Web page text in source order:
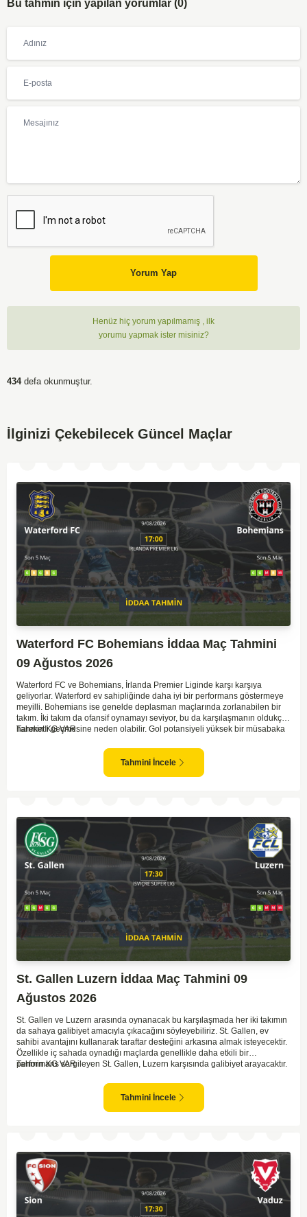
Bu tahmin için yapılan yorumlar (0)
Yorum Yap
Henüz hiç yorum yapılmamış , ilk
yorumu yapmak ister misiniz?
434defa okunmuştur.
İlginizi Çekebilecek Güncel Maçlar
Waterford FC Bohemians İddaa Maç Tahmini
09 Ağustos 2026
Waterford FC ve Bohemians, İrlanda Premier Liginde karşı karşıya
geliyorlar. Waterford ev sahipliğinde daha iyi bir performans göstermeye
meyilli. Bohemians ise genelde deplasman maçlarında zorlanabilen bir
takım. İki takım da ofansif oynamayı seviyor, bu da karşılaşmanın oldukça
hareketli geçmesine neden olabilir. Gol potansiyeli yüksek bir müsabaka
Tahmin KG VAR
Tahmini İncele
St. Gallen Luzern İddaa Maç Tahmini 09
Ağustos 2026
St. Gallen ve Luzern arasında oynanacak bu karşılaşmada her iki takımın
da sahaya galibiyet amacıyla çıkacağını söyleyebiliriz. St. Gallen, ev
sahibi avantajını kullanarak taraftar desteğini arkasına almak isteyecektir.
Özellikle iç sahada oynadığı maçlarda genellikle daha etkili bir
performans sergileyen St. Gallen, Luzern karşısında galibiyet arayacaktır.
kadro derinliği konusunda zaman zaman sıkıntılar yaşayabiliyor. İki
takımın da hücum ağırlıklı oynama eğiliminde olduğu göz önünde
bulundurulduğunda, bol gollü bir maç izleme olasılığı yüksektir. Her iki
Tahmin KG VAR
Tahmini İncele